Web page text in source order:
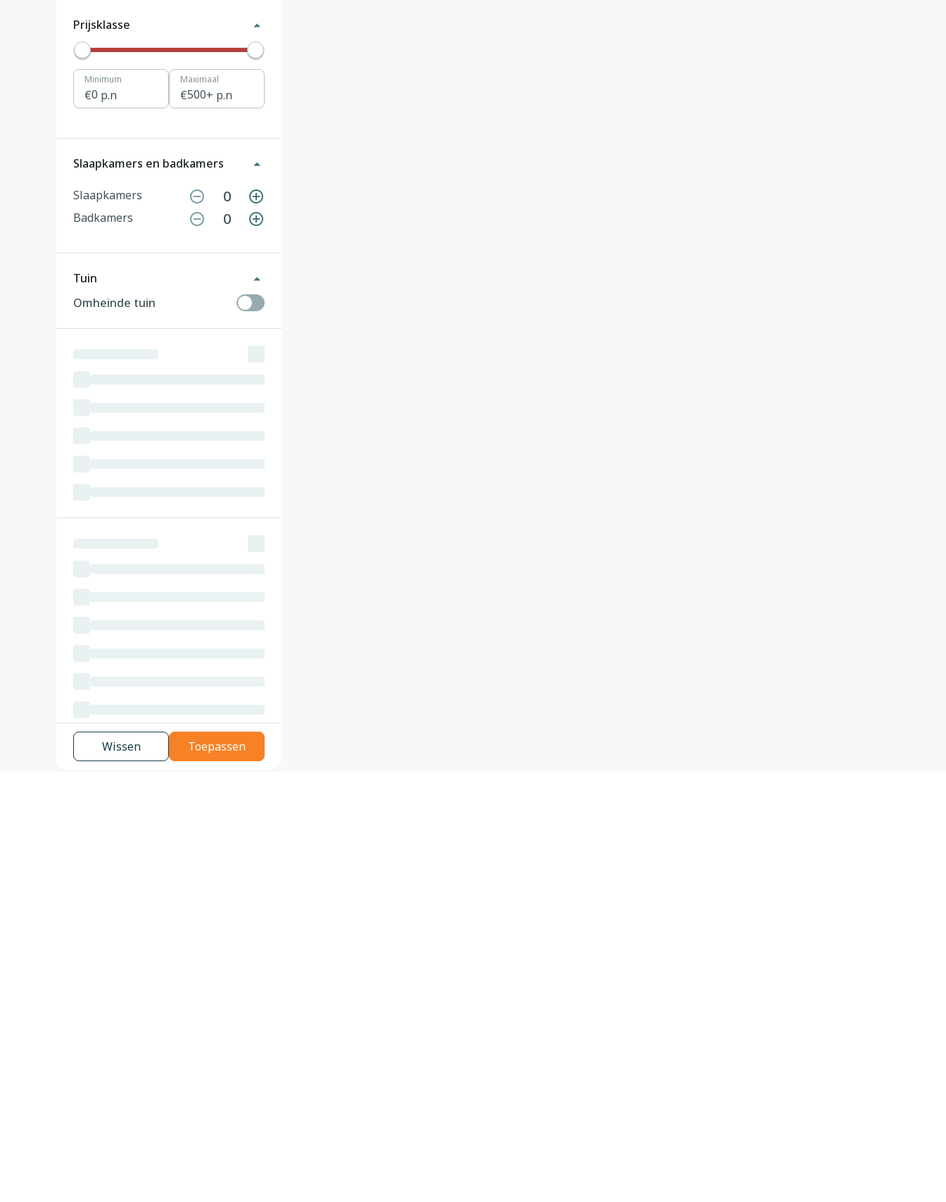
Tsjechië
Denemarken 12
Hongarije
Slovenië 2
Zwitserland 10
Prijsklasse
0 p.n
Minimum
500+ p.n
Maximaal
Slaapkamers en badkamers
Slaapkamers 0
Badkamers 0
Tuin
Omheinde tuin
Wissen Toepassen